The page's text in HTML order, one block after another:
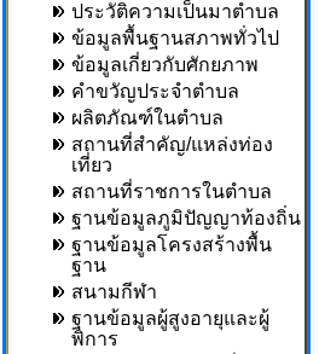
ประวัติความเป็นมาตำบล
ข้อมูลพื้นฐานสภาพทั่วไป
ข้อมูลเกี่ยวกับศักยภาพ
คำขวัญประจำตำบล
ผลิตภัณฑ์ในตำบล
สถานที่สำคัญ/แหล่งท่อง
เที่ยว
สถานที่ราชการในตำบล
ฐานข้อมูลภูมิปัญญาท้องถิ่น
ฐานข้อมูลโครงสร้างพื้น
ฐาน
สนามกีฬา
ฐานข้อมูลผู้สูงอายุและผู้
พิการ